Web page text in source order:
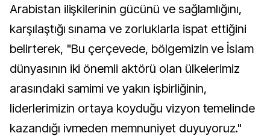
Arabistan ilişkilerinin gücünü ve sağlamlığını,
karşılaştığı sınama ve zorluklarla ispat ettiğini
belirterek, "Bu çerçevede, bölgemizin ve İslam
dünyasının iki önemli aktörü olan ülkelerimiz
arasındaki samimi ve yakın işbirliğinin,
liderlerimizin ortaya koyduğu vizyon temelinde
kazandığı ivmeden memnuniyet duyuyoruz."